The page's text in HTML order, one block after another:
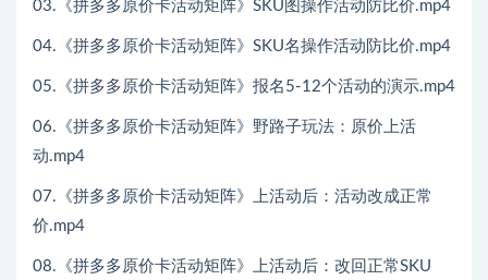
03.《拼多多原价卡活动矩阵》SKU图操作活动防比价.mp4
04.《拼多多原价卡活动矩阵》SKU名操作活动防比价.mp4
05.《拼多多原价卡活动矩阵》报名5-12个活动的演示.mp4
06.《拼多多原价卡活动矩阵》野路子玩法：原价上活
动.mp4
07.《拼多多原价卡活动矩阵》上活动后：活动改成正常
价.mp4
08.《拼多多原价卡活动矩阵》上活动后：改回正常SKU